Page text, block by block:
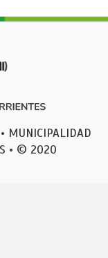
• MUNICIPALIDAD
• © 2020